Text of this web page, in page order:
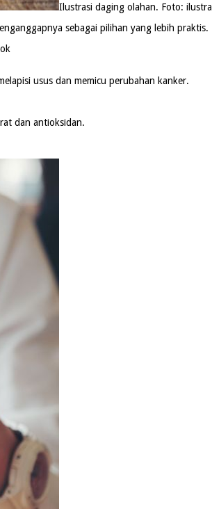
Ilustrasi daging olahan. Foto:
sebagai pilihan yang lebih praktis.
usus dan memicu perubahan kanker.
dan antioksidan.